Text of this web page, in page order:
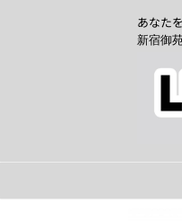
あなた
新宿御